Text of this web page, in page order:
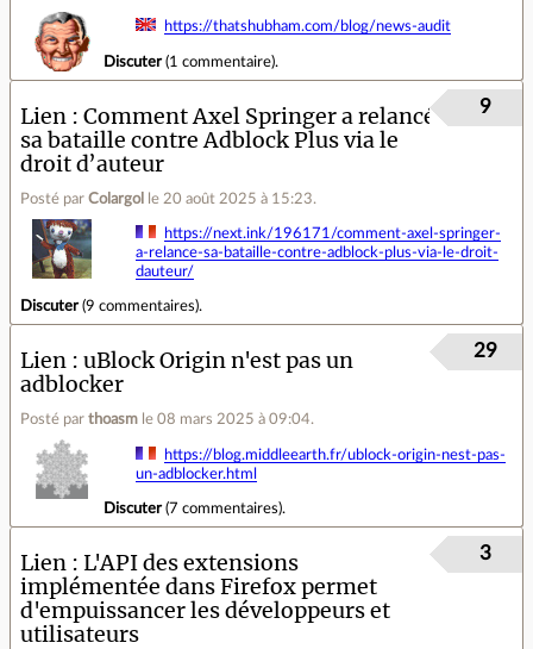
https://thatshubham.com/blog/news-audit
Discuter(1 commentaire).
Lien
Comment Axel Springer a relancé
sa bataille contre Adblock Plus via le
droit d’auteur
Posté par Colargol le 20 août 2025 à 15:23.
9
https://next.ink/196171/comment-axel-springer-
a-relance-sa-bataille-contre-adblock-plus-via-le-droit-
dauteur/
Discuter(9 commentaires).
Lien
uBlock Origin n'est pas un
adblocker
Posté par thoasm le 08 mars 2025 à 09:04.
29
https://blog.middleearth.fr/ublock-origin-nest-pas-
un-adblocker.html
Discuter(7 commentaires).
Lien
L'API des extensions
implémentée dans Firefox permet
d'empuissancer les développeurs et
utilisateurs
3